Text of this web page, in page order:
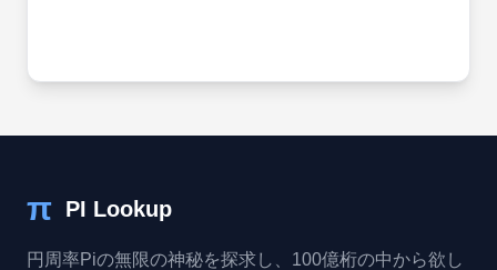
π PI Lookup
円周率Piの無限の神秘を探求し、100億桁の中から欲し